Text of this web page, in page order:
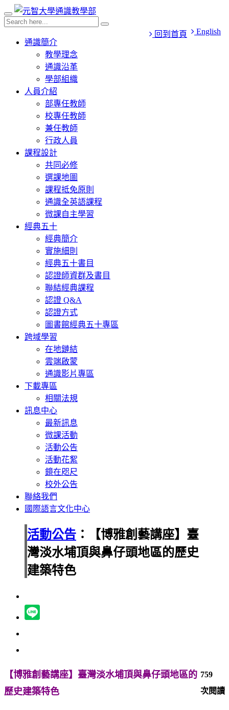
English
回到首頁
通識簡介
教學理念
通識沿革
學部組織
人員介紹
部專任教師
校專任教師
兼任教師
行政人員
課程設計
共同必修
選課地圖
課程抵免原則
通識全英語課程
微課自主學習
經典五十
經典簡介
實施細則
經典五十書目
認證師資群及書目
聯結經典課程
認證 Q&A
認證方式
圖書館經典五十專區
跨域學習
在地鏈結
雲端啟蒙
通識影片專區
下載專區
相關法規
訊息中心
最新訊息
微課活動
活動公告
活動花絮
鏡在咫尺
校外公告
聯絡我們
國際語言文化中心
活動公告 ：【博雅創藝講座】臺
灣淡水埔頂與鼻仔頭地區的歷史
建築特色
759
次閱讀
【博雅創藝講座】臺灣淡水埔頂與鼻仔頭地區的
歷史建築特色